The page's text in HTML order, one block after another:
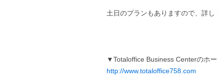
土日のプランもありますので、詳
▼Totaloffice Business Centerのホ
http://www.totaloffice758.com